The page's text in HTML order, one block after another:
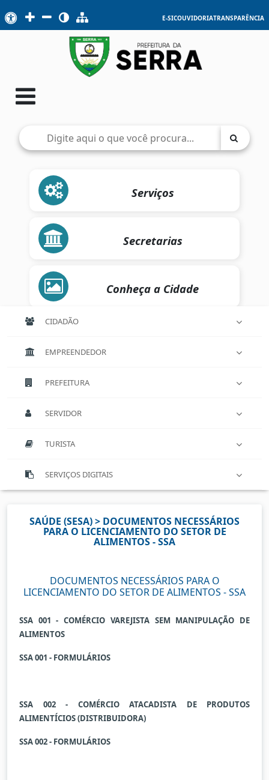
E-SICOUVIDORIATRANSPARÊNCIA
Serviços
Secretarias
Conheça a Cidade
CIDADÃO
EMPREENDEDOR
PREFEITURA
SERVIDOR
TURISTA
SERVIÇOS DIGITAIS
SAÚDE (SESA) > DOCUMENTOS NECESSÁRIOS
PARA O LICENCIAMENTO DO SETOR DE
ALIMENTOS - SSA
DOCUMENTOS NECESSÁRIOS PARA O
LICENCIAMENTO DO SETOR DE ALIMENTOS - SSA
SSA 001 - COMÉRCIO VAREJISTA SEM MANIPULAÇÃO DE
ALIMENTOS
SSA 001 - FORMULÁRIOS
SSA 002 - COMÉRCIO ATACADISTA DE PRODUTOS
ALIMENTÍCIOS (DISTRIBUIDORA)
SSA 002 - FORMULÁRIOS